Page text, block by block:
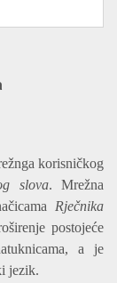
korisničkog
slova. Mrežna
Rječnika
postojeće
a je
jezik.